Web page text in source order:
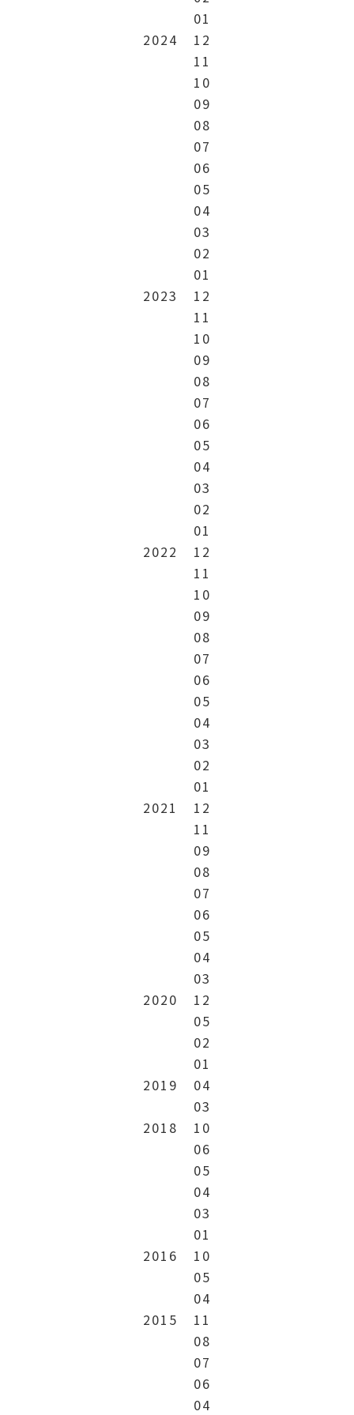
01
2024
12
11
10
09
08
07
06
05
04
03
02
01
2023
12
11
10
09
08
07
06
05
04
03
02
01
2022
12
11
10
09
08
07
06
05
04
03
02
01
2021
12
11
09
08
07
06
05
04
03
2020
12
05
02
01
2019
04
03
2018
10
06
05
04
03
01
2016
10
05
04
2015
11
08
07
06
04